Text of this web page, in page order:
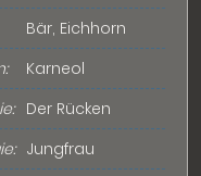
Bär, Eichhorn
Karneol
Der Rücken
Jungfrau